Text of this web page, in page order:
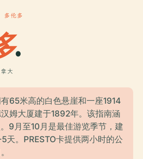
多伦多
.
大
65米高的白色悬崖和一座1914
姆大厦建于1892年。该指南涵
9月至10月是最佳游览季节，建
天。PRESTO卡提供两小时的公